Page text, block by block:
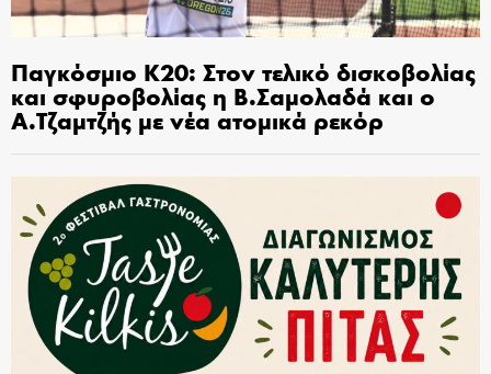
Παγκόσμιο Κ20: Στον τελικό δισκοβολίας
και σφυροβολίας η Β.Σαμολαδά και ο
Α.Τζαμτζής με νέα ατομικά ρεκόρ